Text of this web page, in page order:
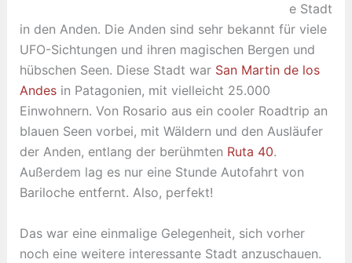
e Stadt
in den Anden. Die Anden sind sehr bekannt für viele
UFO-Sichtungen und ihren magischen Bergen und
hübschen Seen. Diese Stadt war San Martin de los
Andesin Patagonien, mit vielleicht 25.000
Einwohnern. Von Rosario aus ein cooler Roadtrip an
blauen Seen vorbei, mit Wäldern und den Ausläufer
der Anden, entlang der berühmten Ruta 40.
Außerdem lag es nur eine Stunde Autofahrt von
Bariloche entfernt. Also, perfekt!
Das war eine einmalige Gelegenheit, sich vorher
noch eine weitere interessante Stadt anzuschauen.